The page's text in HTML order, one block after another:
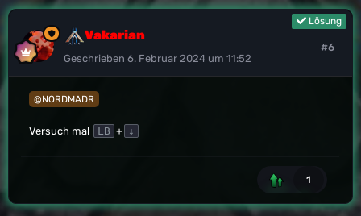
Lösung
Vakarian
Geschrieben 6. Februar 2024 um 11:52
#6
@NORDMADR
Versuch mal LB + ↓
1